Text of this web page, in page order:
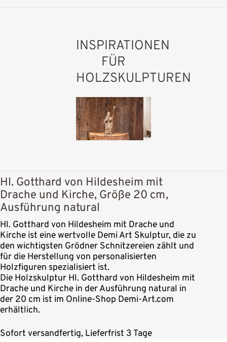
INSPIRATIONEN
FÜR
HOLZSKULPTUREN
Hl. Gotthard von Hildesheim mit
Drache und Kirche, Größe 20 cm,
Ausführung natural
Hl. Gotthard von Hildesheim mit Drache und
Kirche ist eine wertvolle Demi Art Skulptur, die zu
den wichtigsten Grödner Schnitzereien zählt und
für die Herstellung von personalisierten
Holzfiguren spezialisiert ist.
Die Holzskulptur Hl. Gotthard von Hildesheim mit
Drache und Kirche in der Ausführung natural in
der 20 cm ist im Online-Shop Demi-Art.com
erhältlich.
Sofort versandfertig, Lieferfrist 3 Tage